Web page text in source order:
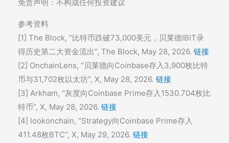
免责声明：不构成任何投资建议
参考资料
[1] The Block, “比特币跌破73,000美元，贝莱德IBIT录
得历史第二大资金流出”, The Block, May 28, 2026. 链接
[2] OnchainLens, “贝莱德向Coinbase存入3,900枚比特
币与31,702枚以太坊”, X, May 28, 2026. 链接
[3] Arkham, “灰度向Coinbase Prime存入1530.704枚比
特币”, X, May 28, 2026. 链接
[4] lookonchain, “Strategy向Coinbase Prime存入
411.48枚BTC”, X, May 29, 2026. 链接